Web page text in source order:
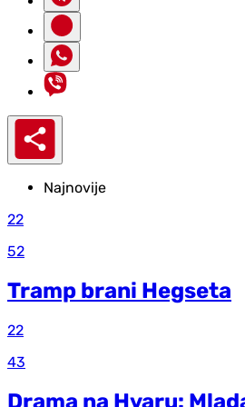
Najnovije
22
52
Tramp brani Hegseta
22
43
Drama na Hvaru: